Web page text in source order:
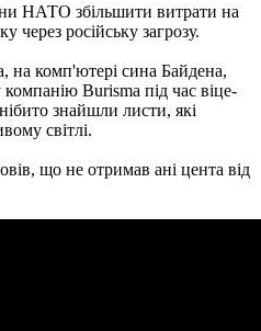
НАТО збільшити витрати на
через російську загрозу.
на комп'ютері сина Байдена,
Burisma під час віце-
знайшли листи, які
світлі.
що не отримав ані цента від